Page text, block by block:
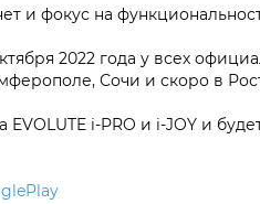
и фокус на
2022 года у всех
Сочи и скоро в
i‑PRO и i‑JOY и